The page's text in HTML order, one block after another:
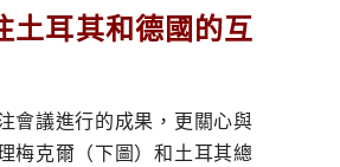
土耳其和德國的互
會議進行的成果，更關心與
梅克爾（下圖）和土耳其總